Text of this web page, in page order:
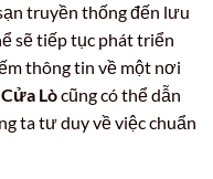
truyền thống đến lưu
sẽ tiếp tục phát triển
thông tin về một nơi
Lòcũng có thể dẫn
ta tư duy về việc chuẩn